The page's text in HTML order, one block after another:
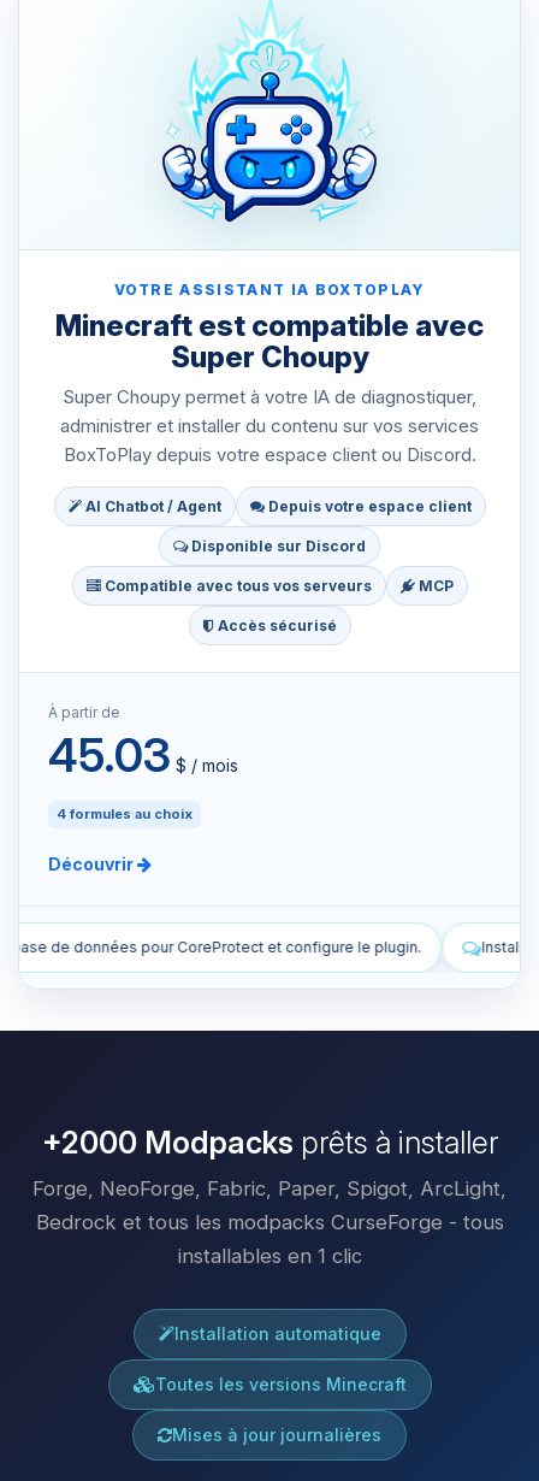
VOTRE ASSISTANT IA BOXTOPLAY
Minecraft est compatible avec
Super Choupy
Super Choupy permet à votre IA de diagnostiquer,
administrer et installer du contenu sur vos services
BoxToPlay depuis votre espace client ou Discord.
AI Chatbot / Agent Depuis votre espace client
Disponible sur Discord
Compatible avec tous vos serveurs MCP
Accès sécurisé
À partir de
45.03 $ / mois
4 formules au choix
Découvrir
le plugin. Installe des plugins pour améliorer mon serveur.
+2000 Modpacks prêts à installer
Forge, NeoForge, Fabric, Paper, Spigot, ArcLight,
Bedrock et tous les modpacks CurseForge - tous
installables en 1 clic
Installation automatique
Toutes les versions Minecraft
Mises à jour journalières